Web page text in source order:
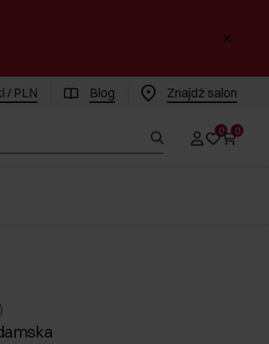
/ PLN Blog Znajdż salon
0 0